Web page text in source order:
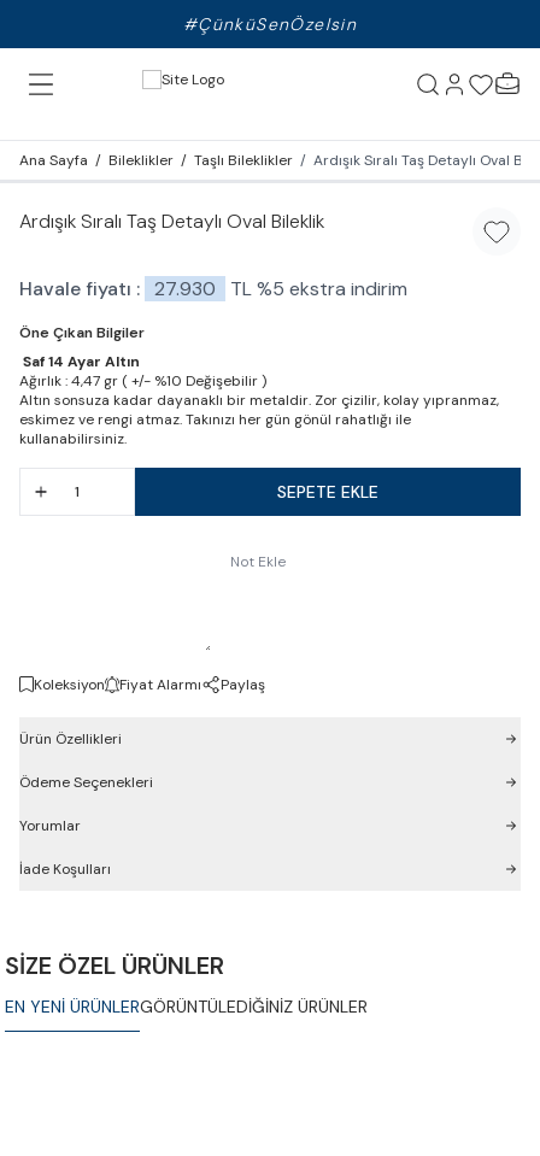
#ÇünküSenÖzelsin
Ana Sayfa / Bileklikler / Taşlı Bileklikler / Ardışık Sıralı Taş Detaylı Oval
Ardışık Sıralı Taş Detaylı Oval Bileklik
Havale fiyatı : 27.930 TL%5 ekstra indirim
Öne Çıkan Bilgiler
Saf 14 Ayar Altın
Ağırlık : 4,47 gr ( +/- %10 Değişebilir )
Altın sonsuza kadar dayanaklı bir metaldir. Zor çizilir, kolay yıpranmaz,
eskimez ve rengi atmaz. Takınızı her gün gönül rahatlığı ile
kullanabilirsiniz.
SEPETE EKLE
Not Ekle
Koleksiyon Fiyat Alarmı Paylaş
Ürün Özellikleri
Ödeme Seçenekleri
Yorumlar
İade Koşulları
SİZE ÖZEL ÜRÜNLER
EN YENİ ÜRÜNLERGÖRÜNTÜLEDİĞİNİZ ÜRÜNLER